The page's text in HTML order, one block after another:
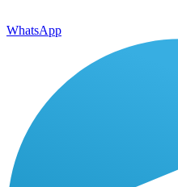
WhatsApp